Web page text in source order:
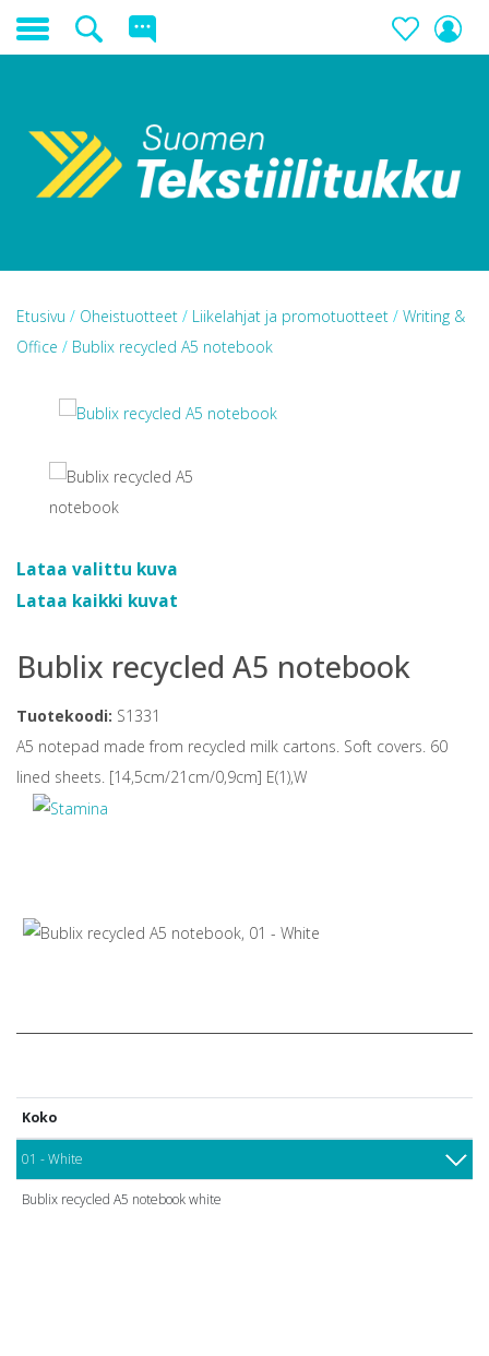
Etusivu / Oheistuotteet / Liikelahjat ja promotuotteet / Writing &
Office / Bublix recycled A5 notebook
Lataa valittu kuva
Lataa kaikki kuvat
Bublix recycled A5 notebook
Tuotekoodi: S1331
A5 notepad made from recycled milk cartons. Soft covers. 60
lined sheets. [14,5cm/21cm/0,9cm] E(1),W
Koko
01 - White
Bublix recycled A5 notebook white